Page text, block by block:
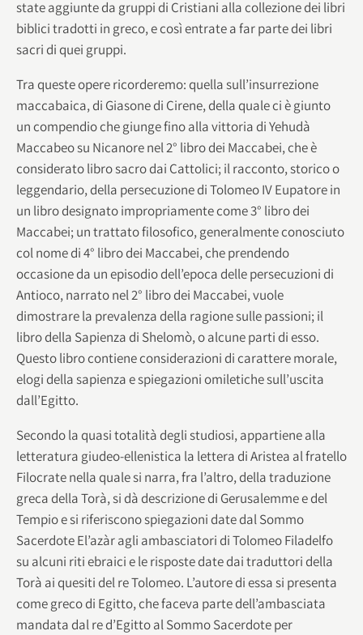
state aggiunte da gruppi di Cristiani alla collezione dei libri
biblici tradotti in greco, e così entrate a far parte dei libri
sacri di quei gruppi.
Tra queste opere ricorderemo: quella sull’insurrezione
maccabaica, di Giasone di Cirene, della quale ci è giunto
un compendio che giunge fino alla vittoria di Yehudà
Maccabeo su Nicanore nel 2° libro dei Maccabei, che è
considerato libro sacro dai Cattolici; il racconto, storico o
leggendario, della persecuzione di Tolomeo IV Eupatore in
un libro designato impropriamente come 3° libro dei
Maccabei; un trattato filosofico, generalmente conosciuto
col nome di 4° libro dei Maccabei, che prendendo
occasione da un episodio dell’epoca delle persecuzioni di
Antioco, narrato nel 2° libro dei Maccabei, vuole
dimostrare la prevalenza della ragione sulle passioni; il
libro della Sapienza di Shelomò, o alcune parti di esso.
Questo libro contiene considerazioni di carattere morale,
elogi della sapienza e spiegazioni omiletiche sull’uscita
dall’Egitto.
Secondo la quasi totalità degli studiosi, appartiene alla
letteratura giudeo-ellenistica la lettera di Aristea al fratello
Filocrate nella quale si narra, fra l’altro, della traduzione
greca della Torà, si dà descrizione di Gerusalemme e del
Tempio e si riferiscono spiegazioni date dal Sommo
Sacerdote El’azàr agli ambasciatori di Tolomeo Filadelfo
su alcuni riti ebraici e le risposte date dai traduttori della
Torà ai quesiti del re Tolomeo. L’autore di essa si presenta
come greco di Egitto, che faceva parte dell’ambasciata
mandata dal re d’Egitto al Sommo Sacerdote per